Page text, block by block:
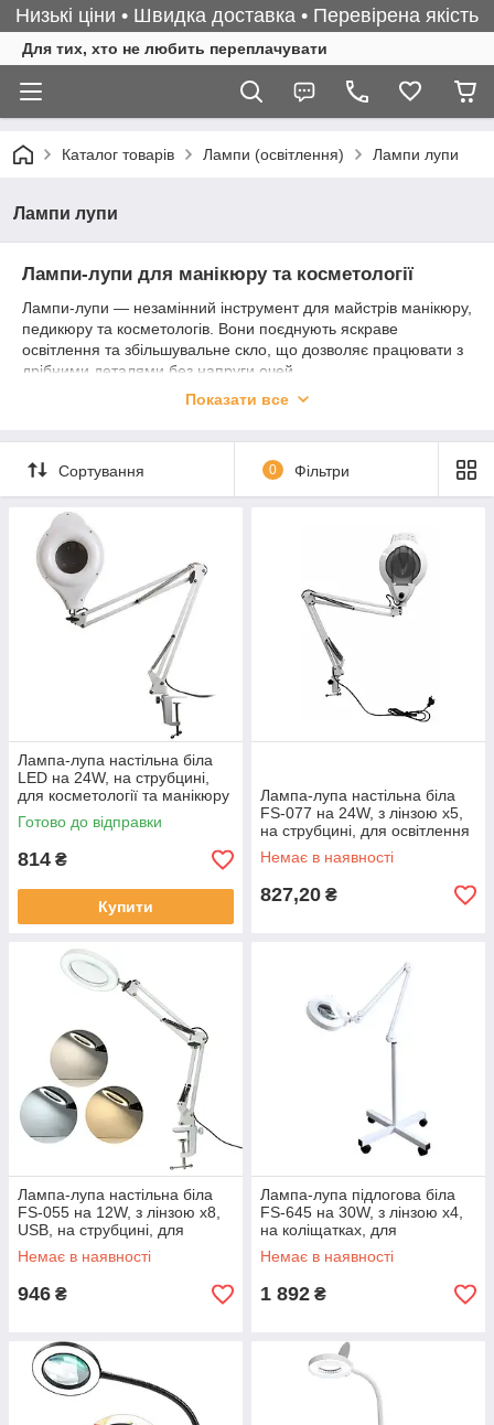
Низькі ціни • Швидка доставка • Перевірена якість
Для тих, хто не любить переплачувати
Каталог товарів Лампи (освітлення) Лампи лупи
Лампи лупи
Лампи-лупи для манікюру та косметології
Лампи-лупи — незамінний інструмент для майстрів манікюру,
педикюру та косметологів. Вони поєднують яскраве
освітлення та збільшувальне скло, що дозволяє працювати з
дрібними деталями без напруги очей.
За допомогою лампи-лупи майстер точно бачить кутикулу,
косметичних процедурах. Вони допомагають виконувати
роботу акуратно, швидко і якісно, а також знижують втому
очей при тривалих сеансах.
У нашому каталозі представлені лампи-лупи з різною
яскравістю, діаметром збільшувального скла та гнучкими
кріпленнями — для професійної роботи в салоні та вдома.
Показати все
Сортування 0 Фільтри
Лампа-лупа настільна біла
LED на 24W, на струбцині,
для косметології та манікюру
Готово до відправки
814 ₴
Купити
Лампа-лупа настільна біла
FS-077 на 24W, з лінзою х5,
на струбцині, для освітлення
та роботи з дрібними
деталями
Немає в наявності
827,20 ₴
Лампа-лупа настільна біла
FS-055 на 12W, з лінзою х8,
USB, на струбцині, для
освітлення та роботи з
дрібними деталями
Немає в наявності
946 ₴
Лампа-лупа підлогова біла
FS-645 на 30W, з лінзою х4,
на коліщатках, для
косметології та манікюру
Немає в наявності
1 892 ₴